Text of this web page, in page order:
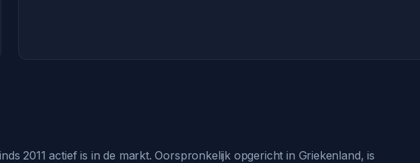
2011 actief is in de markt. Oorspronkelijk opgericht in Griekenland, is